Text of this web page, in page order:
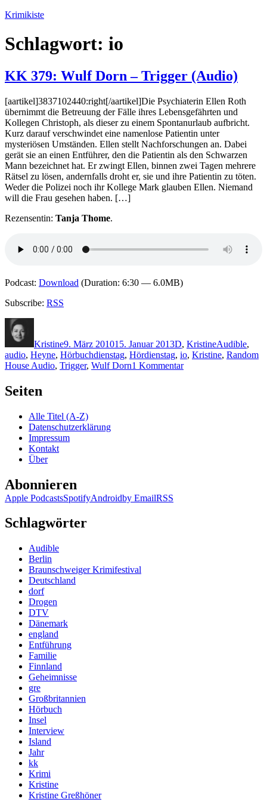
Zum
springen
Krimikiste
Schlagwort: io
KK 379: Wulf Dorn – Trigger (Audio)
[aartikel]3837102440:right[/aartikel]Die Psychiaterin Ellen Roth
übernimmt die Betreuung der Fälle ihres Lebensgefährten und
Kollegen Christoph, als dieser zu einem Spontanurlaub aufbricht.
Kurz darauf verschwindet eine namenlose Patientin unter
mysteriösen Umständen. Ellen stellt Nachforschungen an. Dabei
gerät sie an einen Entführer, den die Patientin als den Schwarzen
Mann bezeichnet hat. Er zwingt Ellen, binnen zwei Tagen mehrere
Rätsel zu lösen, andernfalls droht er, sie und ihre Patientin zu töten.
Weder die Polizei noch ihr Kollege Mark glauben Ellen. Niemand
will die Frau gesehen haben. […]
Rezensentin: Tanja Thome.
Podcast: Download (Duration: 6:30 — 6.0MB)
Subscribe: RSS
Kristine9. März 201015. Januar 2013D, KristineAudible,
audio, Heyne, Hörbuchdienstag, Hördienstag, io, Kristine, Random
House Audio, Trigger, Wulf Dorn1 Kommentarzu
Seiten
Alle Titel (A-Z)
Datenschutzerklärung
Impressum
Kontakt
Über
Abonnieren
Apple PodcastsSpotifyAndroidby EmailRSS
Schlagwörter
Audible
Berlin
Braunschweiger Krimifestival
Deutschland
dorf
Drogen
DTV
Dänemark
england
Entführung
Familie
Finnland
Geheimnisse
gre
Großbritannien
Hörbuch
Insel
Interview
Island
Jahr
kk
Krimi
Kristine
Kristine Greßhöner